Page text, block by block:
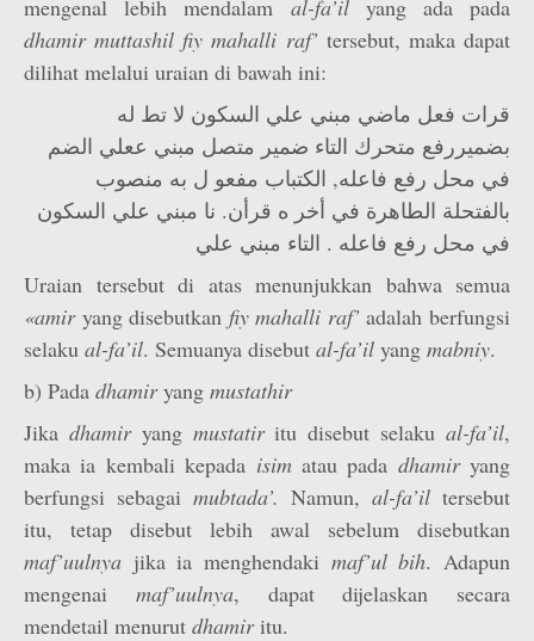
mengenal lebih mendalam al-fa’ilyang ada pada
dhamir muttashil fiy mahalli raf’ tersebut, maka dapat
dilihat melalui uraian di bawah ini:
قرات فعل ماضي مبني علي السكون لا تط له
بضميررفع متحرك التاء ضمير متصل مبني ععلي الضم
في محل رفع فاعله, الكتباب مفعو ل به منصوب
بالفتحلة الطاهرة في أخر ه قرأن. نا مبني علي السكون
في محل رفع فاعله . التاء مبني علي
Uraian tersebut di atas menunjukkan bahwa semua
«amiryang disebutkan fiy mahalli raf’ adalah berfungsi
selaku al-fa’il. Semuanya disebut al-fa’il yang mabniy.
b) Pada dhamiryang mustathir
Jika dhamiryang mustatiritu disebut selakual-fa’il,
maka ia kembali kepada isimatau pada dhamiryang
berfungsi sebagai mubtada’. Namun, al-fa’il tersebut
itu, tetap disebut lebih awal sebelum disebutkan
maf’uulnya jika ia menghendaki maf’­ul bih. Adapun
mengenai maf’uulnya, dapat dijelaskan secara
mendetail menurut dhamiritu.